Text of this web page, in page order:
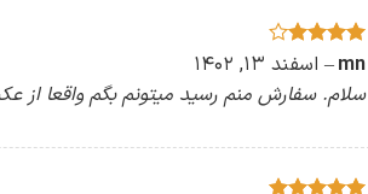
امتیاز4
mn
– اسفند ۱۳, ۱۴۰۲
سلام. سفارش منم رسید میتونم بگم واقعا